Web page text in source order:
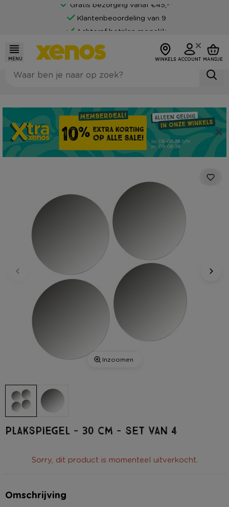
Gratis bezorging vanaf €45,-*
Klantenbeoordeling van 9
Achteraf betalen mogelijk
MENU WINKELS ACCOUNT MANDJE
Inzoomen
Plakspiegel - 30 cm - set van 4
Sorry, dit product is momenteel uitverkocht.
Omschrijving